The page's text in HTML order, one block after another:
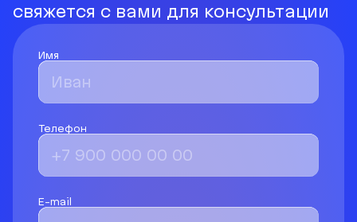
свяжется с вами для консультации
Имя
Телефон
E-mail